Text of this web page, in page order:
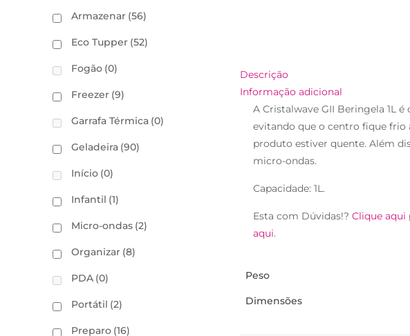
Descrição
Informação adicional
A Cristalwave GII Beringela 1L
evitando que o centro fique frio
produto estiver quente. Além
micro-ondas.
Capacidade: 1L.
Esta com Dúvidas!?Clique aqui
aqui.
Peso
Dimensões
Armazenar (56)
Eco Tupper (52)
Fogão (0)
Freezer (9)
Garrafa Térmica (0)
Geladeira (90)
Início (0)
Infantil (1)
Micro-ondas (2)
Organizar (8)
PDA (0)
Portátil (2)
Preparo (16)